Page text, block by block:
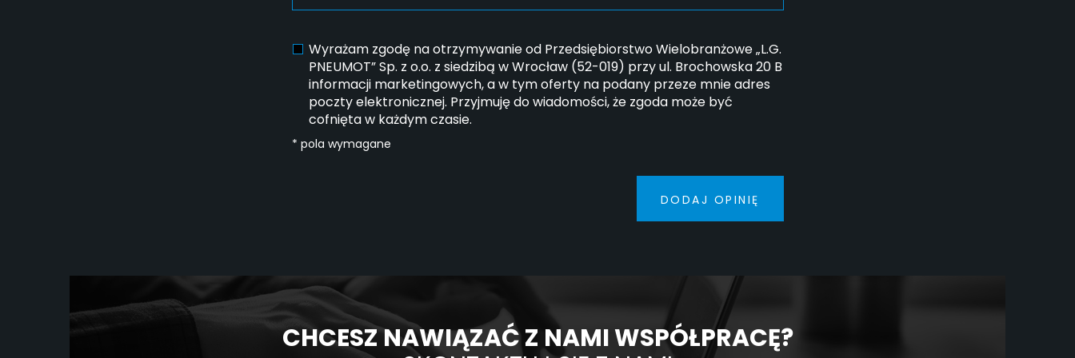
Wyrażam zgodę na otrzymywanie od Przedsiębiorstwo Wielobranżowe „L.G.
PNEUMOT” Sp. z o.o. z siedzibą w Wrocław (52-019) przy ul. Brochowska 20 B
informacji marketingowych, a w tym oferty na podany przeze mnie adres
poczty elektronicznej. Przyjmuję do wiadomości, że zgoda może być
cofnięta w każdym czasie.
* pola wymagane
DODAJ OPINIĘ
CHCESZ NAWIĄZAĆ Z NAMI WSPÓŁPRACĘ?